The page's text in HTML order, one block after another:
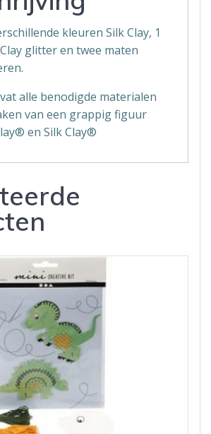
kleuren Silk Clay, 1
glitter en twee maten
alle benodigde materialen
van een grappig figuur
en Silk Clay®